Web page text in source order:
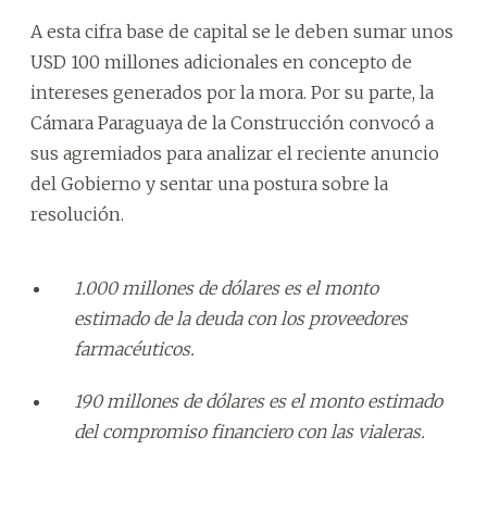
A esta cifra base de capital se le deben sumar unos
USD 100 millones adicionales en concepto de
intereses generados por la mora. Por su parte, la
Cámara Paraguaya de la Construcción convocó a
sus agremiados para analizar el reciente anuncio
del Gobierno y sentar una postura sobre la
resolución.
1.000 millones de dólares es el monto
estimado de la deuda con los proveedores
farmacéuticos.
190 millones de dólares es el monto estimado
del compromiso financiero con las vialeras.